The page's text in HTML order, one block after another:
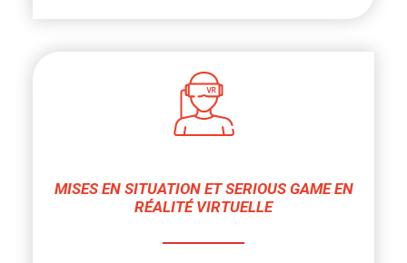
MISES EN SITUATION ET SERIOUS GAME EN
RÉALITÉ VIRTUELLE